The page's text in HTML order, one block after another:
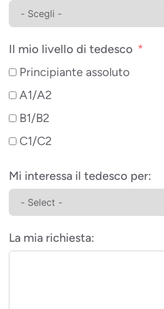
Il mio livello di tedesco
Principiante assoluto
A1/A2
B1/B2
C1/C2
Mi interessa il tedesco per:
La mia richiesta: